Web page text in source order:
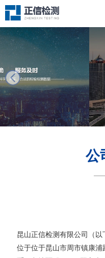
公
昆山正信检测有限公司（以
位于位于昆山市周市镇康